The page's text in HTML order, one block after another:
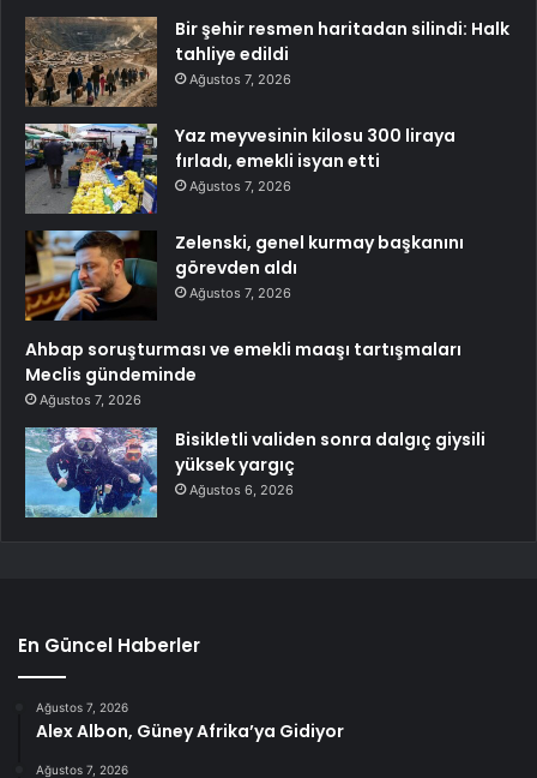
Bir şehir resmen haritadan silindi: Halk
tahliye edildi
Ağustos 7, 2026
Yaz meyvesinin kilosu 300 liraya
fırladı, emekli isyan etti
Ağustos 7, 2026
Zelenski, genel kurmay başkanını
görevden aldı
Ağustos 7, 2026
Ahbap soruşturması ve emekli maaşı tartışmaları
Meclis gündeminde
Ağustos 7, 2026
Bisikletli validen sonra dalgıç giysili
yüksek yargıç
Ağustos 6, 2026
En Güncel Haberler
Ağustos 7, 2026
Alex Albon, Güney Afrika’ya Gidiyor
Ağustos 7, 2026